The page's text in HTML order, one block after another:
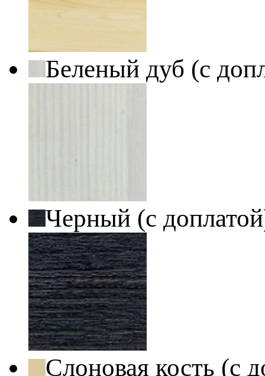
Беленый дуб (с
Черный (с
Слоновая кость (с